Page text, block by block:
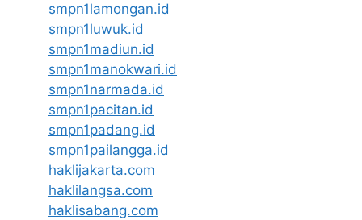
smpn1lamongan.id
smpn1luwuk.id
smpn1madiun.id
smpn1manokwari.id
smpn1narmada.id
smpn1pacitan.id
smpn1padang.id
smpn1pailangga.id
haklijakarta.com
haklilangsa.com
haklisabang.com